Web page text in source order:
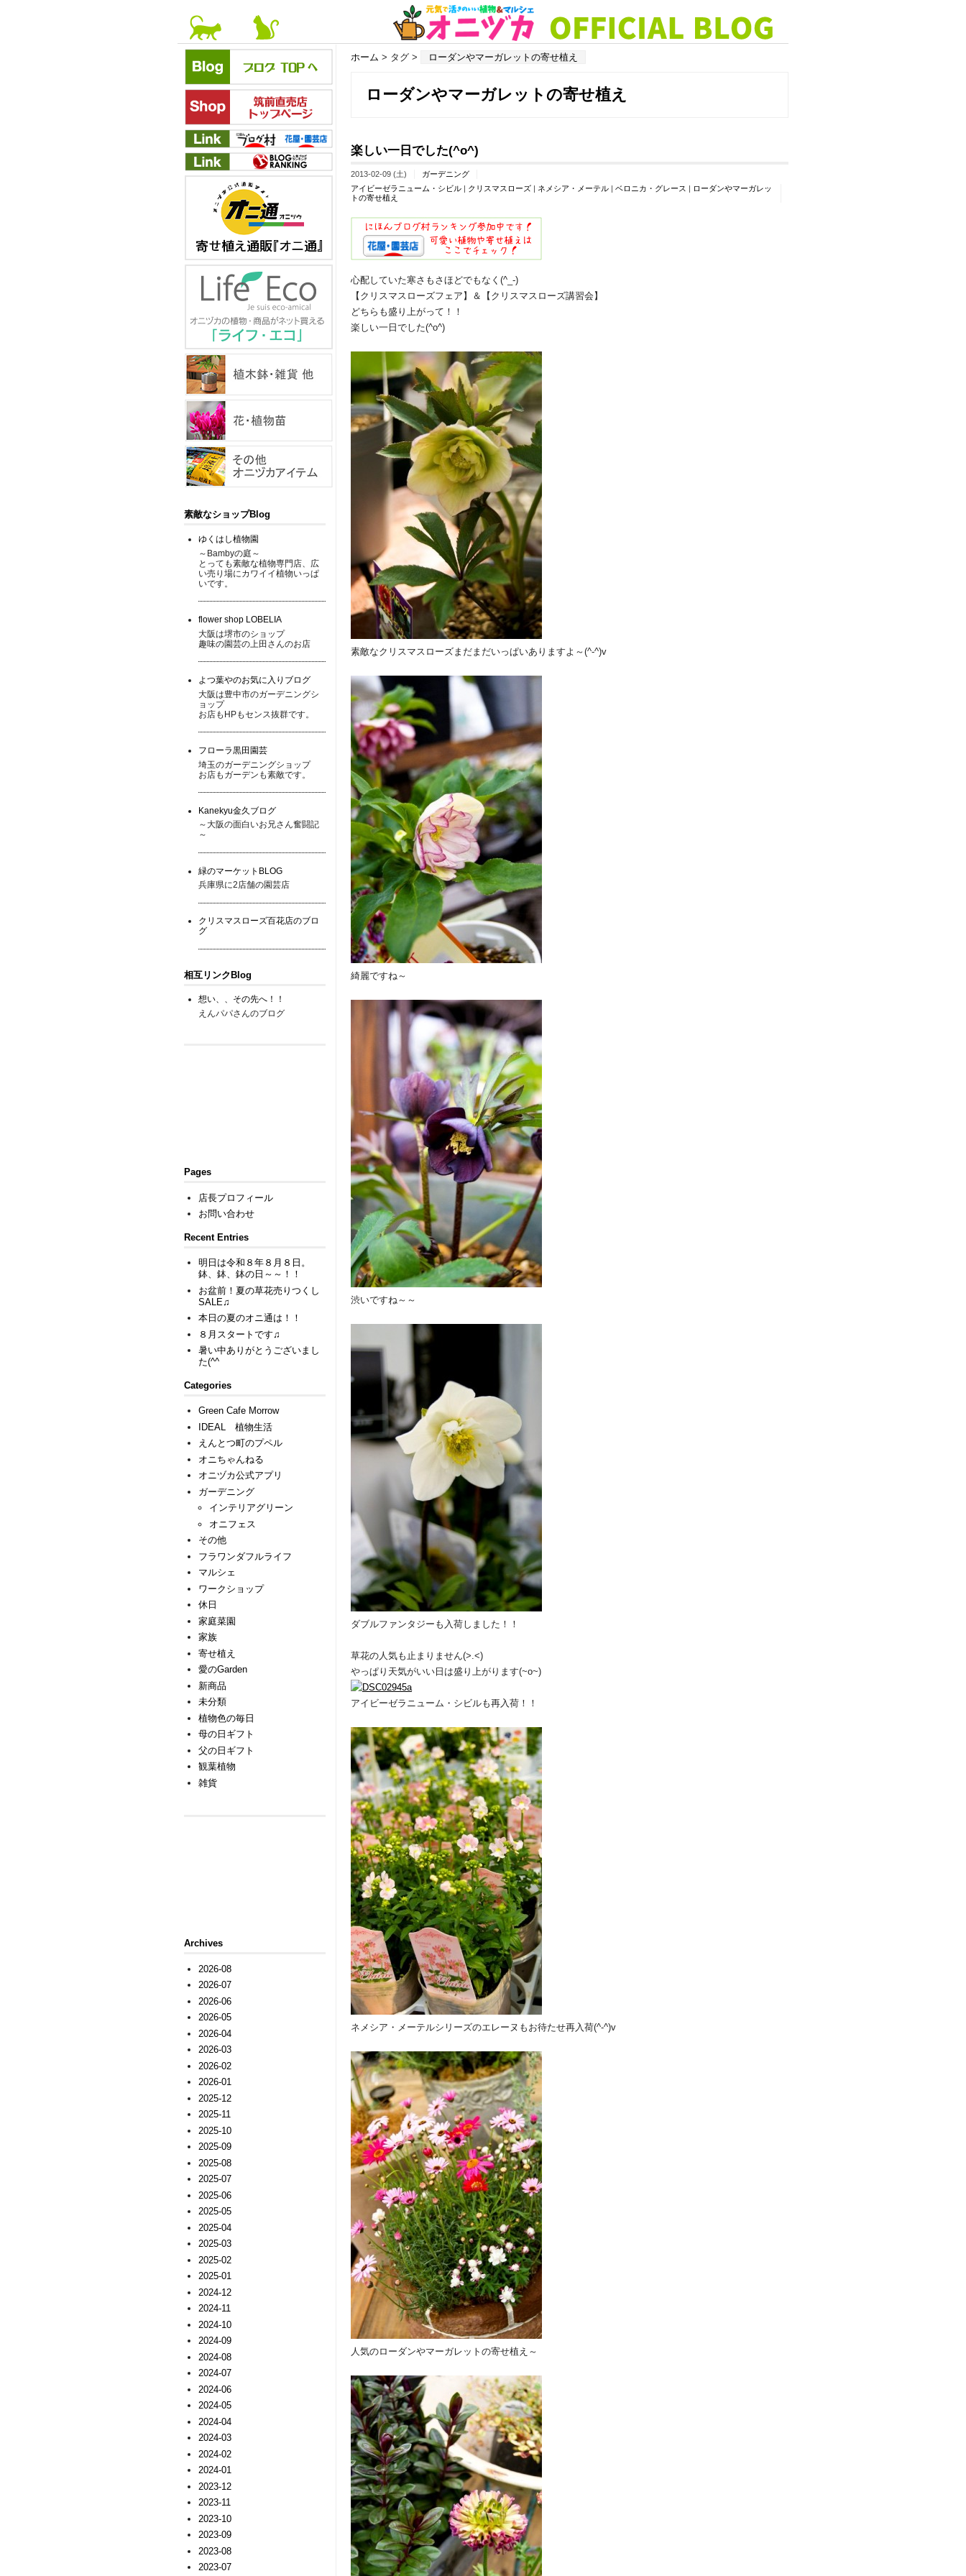
ホーム > タグ > ローダンやマーガレットの寄せ植え
ローダンやマーガレットの寄せ植え
楽しい一日でした(^o^)ゞ
2013-02-09 (土)
ガーデニング
アイビーゼラニューム・シビル | クリスマスローズ | ネメシア・メーテル | ベロニカ・グレース | ローダンやマーガレッ
トの寄せ植え
心配していた寒さもさほどでもなく(^_-)
【クリスマスローズフェア】＆【クリスマスローズ講習会】
どちらも盛り上がって！！
楽しい一日でした(^o^)
素敵なクリスマスローズまだまだいっぱいありますよ～(^-^)v
綺麗ですね～
渋いですね～～
ダブルファンタジーも入荷しました！！
草花の人気も止まりません(>.<)
やっぱり天気がいい日は盛り上がります(~o~)
アイビーゼラニューム・シビルも再入荷！！
ネメシア・メーテルシリーズのエレーヌもお待たせ再入荷(^-^)v
人気のローダンやマーガレットの寄せ植え～
素敵なショップBlog
ゆくはし植物園
～Bambyの庭～
とっても素敵な植物専門店、広
い売り場にカワイイ植物いっぱ
いです。
flower shop LOBELIA
大阪は堺市のショップ
趣味の園芸の上田さんのお店
よつ葉やのお気に入りブログ
大阪は豊中市のガーデニングシ
ョップ
お店もHPもセンス抜群です。
フローラ黒田園芸
埼玉のガーデニングショップ
お店もガーデンも素敵です。
Kanekyu金久ブログ
～大阪の面白いお兄さん奮闘記
～
緑のマーケットBLOG
兵庫県に2店舗の園芸店
クリスマスローズ百花店のブロ
グ
相互リンクBlog
想い、、その先へ！！
えんパパさんのブログ
Pages
店長プロフィール
お問い合わせ
Recent Entries
明日は令和８年８月８日。
鉢、鉢、鉢の日～～！！
お盆前！夏の草花売りつくし
SALE♫
本日の夏のオニ通は！！
８月スタートです♫
暑い中ありがとうございまし
た(^^ゞ
Categories
Green Cafe Morrow
IDEAL 植物生活
えんとつ町のプペル
オニちゃんねる
オニヅカ公式アプリ
ガーデニング
インテリアグリーン
オニフェス
その他
フラワンダフルライフ
マルシェ
ワークショップ
休日
家庭菜園
家族
寄せ植え
愛のGarden
新商品
未分類
植物色の毎日
母の日ギフト
父の日ギフト
観葉植物
雑貨
Archives
2026-08
2026-07
2026-06
2026-05
2026-04
2026-03
2026-02
2026-01
2025-12
2025-11
2025-10
2025-09
2025-08
2025-07
2025-06
2025-05
2025-04
2025-03
2025-02
2025-01
2024-12
2024-11
2024-10
2024-09
2024-08
2024-07
2024-06
2024-05
2024-04
2024-03
2024-02
2024-01
2023-12
2023-11
2023-10
2023-09
2023-08
2023-07